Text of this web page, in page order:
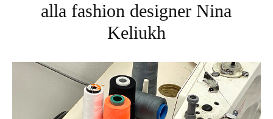
alla fashion designer Nina
Keliukh